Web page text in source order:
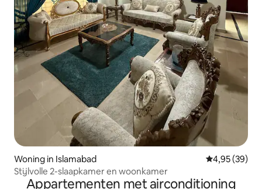
Woning in Islamabad Gemiddelde
4,95 (39)
Stijlvolle 2-slaapkamer en woonkamer
Appartementen met airconditioning